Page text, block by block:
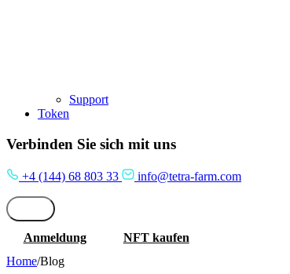
Support
Token
Verbinden Sie sich mit uns
+4 (144) 68 803 33
info@tetra-farm.com
Anmeldung
NFT kaufen
Home/Blog